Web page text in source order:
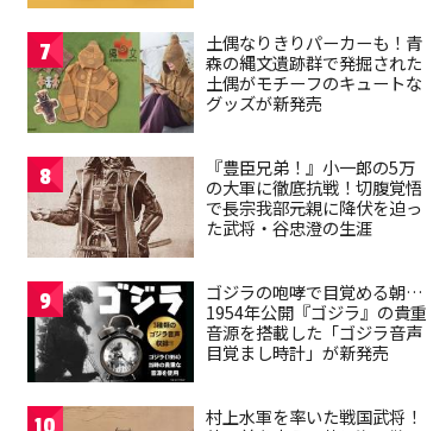
7
土偶なりきりパーカーも！青
森の縄文遺跡群で発掘された
土偶がモチーフのキュートな
グッズが新発売
8
『豊臣兄弟！』小一郎の5万
の大軍に徹底抗戦！切腹覚悟
で長宗我部元親に降伏を迫っ
た武将・谷忠澄の生涯
9
ゴジラの咆哮で目覚める朝…
1954年公開『ゴジラ』の貴重
音源を搭載した「ゴジラ音声
目覚まし時計」が新発売
村上水軍を率いた戦国武将！